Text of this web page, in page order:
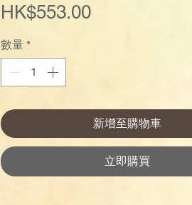
HK$553.00價
數量 *
新增至購物車
立即購買